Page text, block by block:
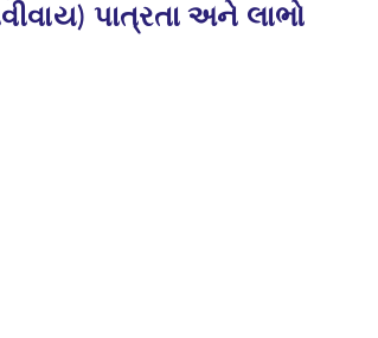
પાત્રતા અને લાભો